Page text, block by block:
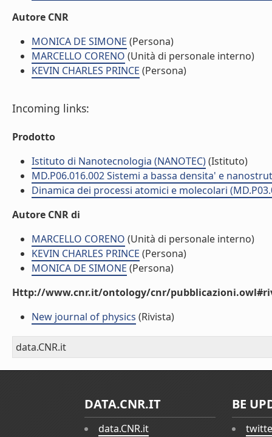
Autore CNR
MONICA DE SIMONE (Persona)
MARCELLO CORENO (Unità di personale interno)
KEVIN CHARLES PRINCE (Persona)
Incoming links:
Prodotto
Istituto di Nanotecnologia (NANOTEC)(Istituto)
MD.P06.016.002 Sistemi a bassa densita' e
Dinamica dei processi atomici e molecolari
Autore CNR di
MARCELLO CORENO (Unità di personale interno)
KEVIN CHARLES PRINCE (Persona)
MONICA DE SIMONE (Persona)
Http://www.cnr.it/ontology/cnr/
New journal of physics (Rivista)
data.CNR.it
DATA.CNR.IT
data.CNR.it
BE